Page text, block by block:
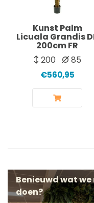
Kunst Palm
Licuala Grandis
200cm FR
200
85
€560,95
Benieuwd wat
doen?